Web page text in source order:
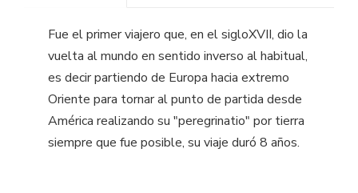
Fue el primer viajero que, en el sigloXVII, dio la
vuelta al mundo en sentido inverso al habitual,
es decir partiendo de Europa hacia extremo
Oriente para tornar al punto de partida desde
América realizando su "peregrinatio" por tierra
siempre que fue posible, su viaje duró 8 años.